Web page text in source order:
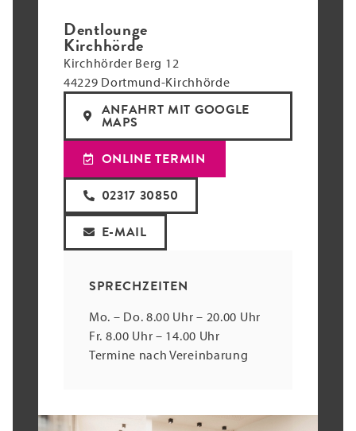
Dentlounge
Kirchhörde
Kirchhörder Berg 12
44229 Dortmund-Kirchhörde
ANFAHRT MIT GOOGLE
MAPS
ONLINE TERMIN
02317 30850
E-MAIL
SPRECHZEITEN
Mo. – Do. 8.00 Uhr – 20.00 Uhr
Fr. 8.00 Uhr – 14.00 Uhr
Termine nach Vereinbarung